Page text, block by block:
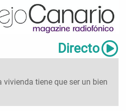
Directo
vivienda tiene que ser un bien